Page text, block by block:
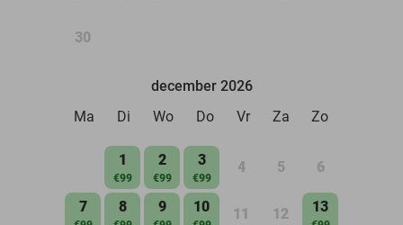
30
december 2026
Ma
Di Wo Do Vr Za Zo
1
€99
2
€99
3
€99
4 5 6
7 8 9 10 11 12 13